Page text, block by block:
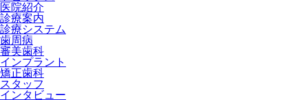
医院紹介
診療案内
診療システム
歯周病
審美歯科
インプラント
矯正歯科
スタッフ
インタビュー